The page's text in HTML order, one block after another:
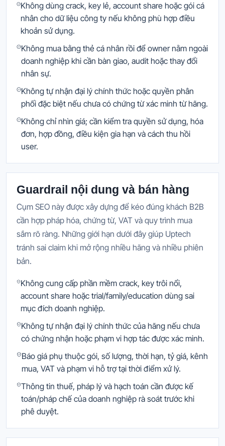
Không dùng crack, key lẻ, account share hoặc gói cá
nhân cho dữ liệu công ty nếu không phù hợp điều
khoản sử dụng.
Không mua bằng thẻ cá nhân rồi để owner nằm ngoài
doanh nghiệp khi cần bàn giao, audit hoặc thay đổi
nhân sự.
Không tự nhận đại lý chính thức hoặc quyền phân
phối đặc biệt nếu chưa có chứng từ xác minh từ hãng.
Không chỉ nhìn giá; cần kiểm tra quyền sử dụng, hóa
đơn, hợp đồng, điều kiện gia hạn và cách thu hồi
user.
Guardrail nội dung và bán hàng
Cụm SEO này được xây dựng để kéo đúng khách B2B
cần hợp pháp hóa, chứng từ, VAT và quy trình mua
sắm rõ ràng. Những giới hạn dưới đây giúp Uptech
tránh sai claim khi mở rộng nhiều hãng và nhiều phiên
bản.
Không cung cấp phần mềm crack, key trôi nổi,
account share hoặc trial/family/education dùng sai
mục đích doanh nghiệp.
Không tự nhận đại lý chính thức của hãng nếu chưa
có chứng nhận hoặc phạm vi hợp tác được xác minh.
Báo giá phụ thuộc gói, số lượng, thời hạn, tỷ giá, kênh
mua, VAT và phạm vi hỗ trợ tại thời điểm xử lý.
Thông tin thuế, pháp lý và hạch toán cần được kế
toán/pháp chế của doanh nghiệp rà soát trước khi
phê duyệt.